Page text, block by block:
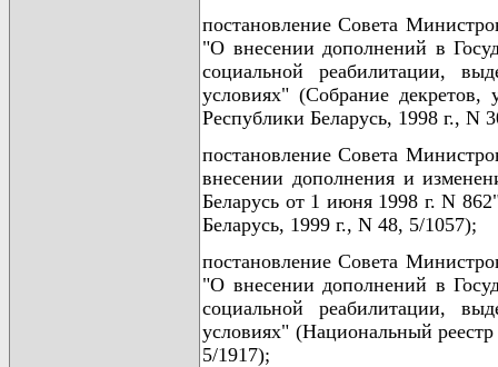
постановление Совета
"О внесении дополнений в
социальной реабилитации,
условиях" (Собрание декретов,
Республики Беларусь, 1998 г., N
постановление Совета
внесении дополнения и
Беларусь от 1 июня 1998 г. N
Беларусь, 1999 г., N 48, 5/1057);
постановление Совета
"О внесении дополнений в
социальной реабилитации,
условиях" (Национальный
5/1917);